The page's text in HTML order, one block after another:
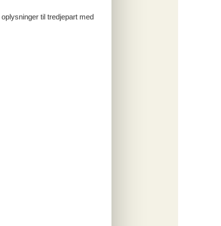
til tredjepart med